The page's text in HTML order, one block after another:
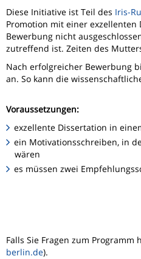
Diese Initiative ist Teil des Iris-
Promotion mit einer exzellenten
Bewerbung nicht
zutreffend ist. Zeiten des
Nach erfolgreicher Bewerbung
an. So kann die
Voraussetzungen:
exzellente Dissertation in
ein Motivationsschreiben, in
wären
es müssen zwei
Falls Sie Fragen zum
berlin.de).